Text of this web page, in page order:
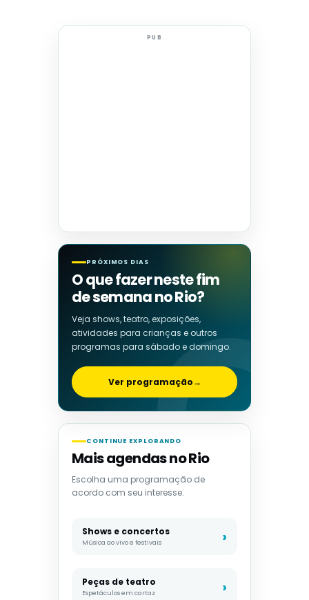
PUB
PRÓXIMOS DIAS
O que fazer neste fim
de semana no Rio?
Veja shows, teatro, exposições,
atividades para crianças e outros
programas para sábado e domingo.
Ver programação→
CONTINUE EXPLORANDO
Mais agendas no Rio
Escolha uma programação de
acordo com seu interesse.
Shows e concertos
Música ao vivo e festivais
Peças de teatro
Espetáculos em cartaz